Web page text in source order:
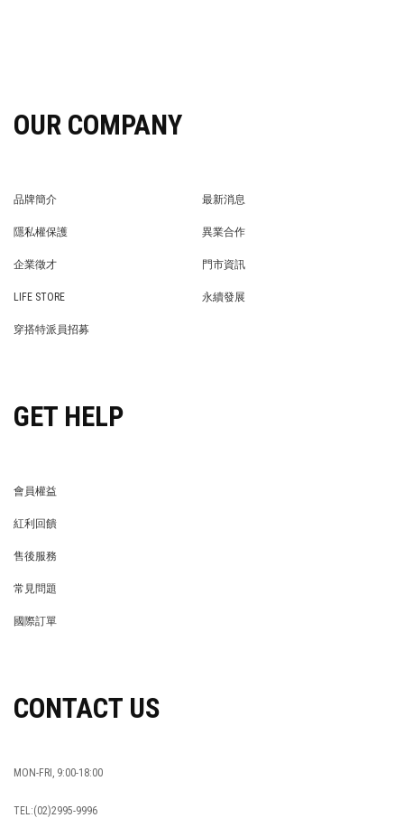
OUR COMPANY
品牌簡介
最新消息
隱私權保護
異業合作
企業徵才
門市資訊
LIFE STORE
永續發展
穿搭特派員招募
GET HELP
會員權益
紅利回饋
售後服務
常見問題
國際訂單
CONTACT US
MON-FRI, 9:00-18:00
TEL:(02)2995-9996